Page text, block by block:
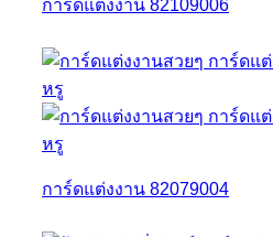
การ์ดแต่งงาน 82109006
การ์ดแต่งงาน 82079004